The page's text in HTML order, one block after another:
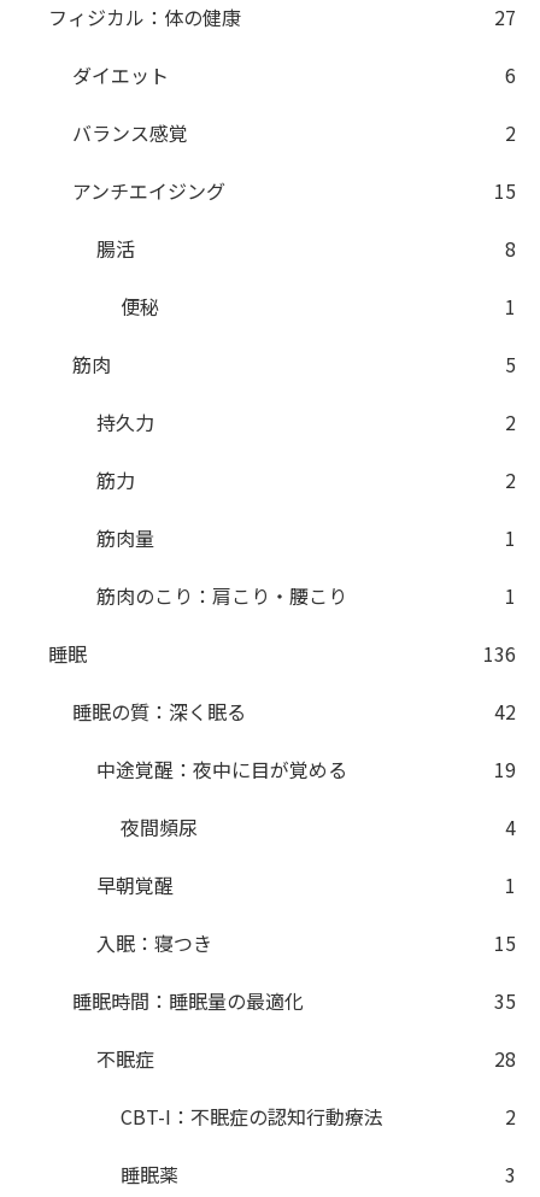
フィジカル：体の健康
27
ダイエット
6
バランス感覚
2
アンチエイジング
15
腸活
8
便秘
1
筋肉
5
持久力
2
筋力
2
筋肉量
1
筋肉のこり：肩こり・腰こり
1
睡眠
136
睡眠の質：深く眠る
42
中途覚醒：夜中に目が覚める
19
夜間頻尿
4
早朝覚醒
1
入眠：寝つき
15
睡眠時間：睡眠量の最適化
35
不眠症
28
CBT-I：不眠症の認知行動療法
2
睡眠薬
3